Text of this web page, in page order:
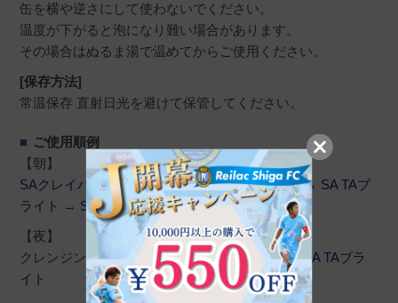
缶を横や逆さにして使わないでください。
温度が下がると泡になり難い場合があります。
その場合はぬるま湯で温めてからご使用ください。
[保存方法]
常温保存 直射日光を避けて保管してください。
■ ご使用順例
【朝】
SAクレイパック→SAウォッシュ→SAセラム→ SA TAブ
ライト
→ SAデイフォーミリィエッセンス
【夜】
クレンジング →SAウォッシュ→ SAセラム→SA TAブラ
イト